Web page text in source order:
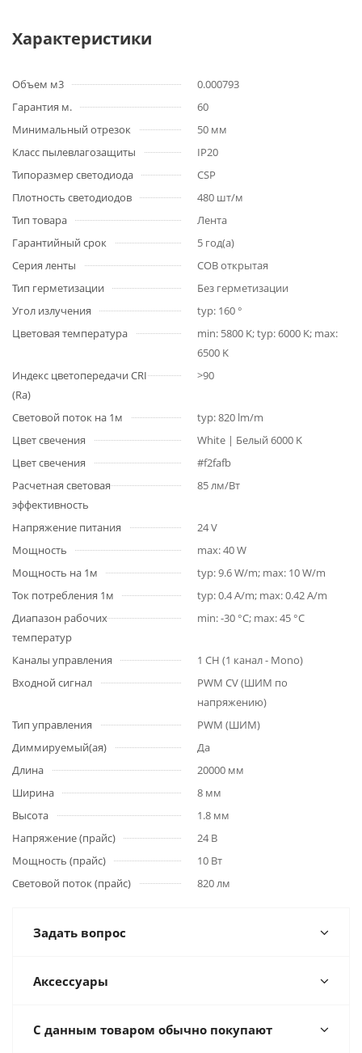
Характеристики
Объем м3
0.000793
Гарантия м.
60
Минимальный отрезок
50 мм
Класс пылевлагозащиты
IP20
Типоразмер светодиода
CSP
Плотность светодиодов
480 шт/м
Тип товара
Лента
Гарантийный срок
5 год(а)
Серия ленты
COB открытая
Тип герметизации
Без герметизации
Угол излучения
typ: 160 °
Цветовая температура
min: 5800 K; typ: 6000 K; max:
6500 K
Индекс цветопередачи CRI
(Ra)
>90
Световой поток на 1м
typ: 820 lm/m
Цвет свечения
White | Белый 6000 K
Цвет свечения
#f2fafb
Расчетная световая
эффективность
85 лм/Вт
Напряжение питания
24 V
Мощность
max: 40 W
Мощность на 1м
typ: 9.6 W/m; max: 10 W/m
Ток потребления 1м
typ: 0.4 A/m; max: 0.42 A/m
Диапазон рабочих
температур
min: -30 °C; max: 45 °C
Каналы управления
1 CH (1 канал - Mono)
Входной сигнал
PWM СV (ШИМ по
напряжению)
Тип управления
PWM (ШИМ)
Диммируемый(ая)
Да
Длина
20000 мм
Ширина
8 мм
Высота
1.8 мм
Напряжение (прайс)
24 В
Мощность (прайс)
10 Вт
Световой поток (прайс)
820 лм
Задать вопрос
Аксессуары
С данным товаром обычно покупают